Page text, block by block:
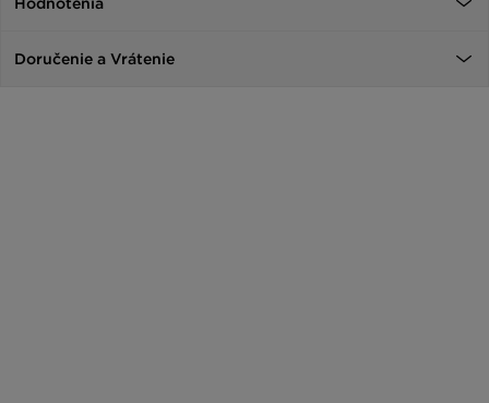
Hodnotenia
Doručenie a Vrátenie